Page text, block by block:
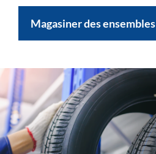
Magasiner des ensembles